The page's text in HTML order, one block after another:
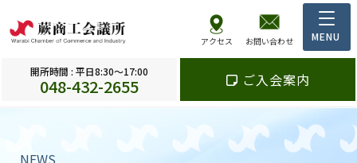
アクセス お問い合わせ
開所時間 : 平日8:30～17:00
048-432-2655 ご入会案内
NEWS